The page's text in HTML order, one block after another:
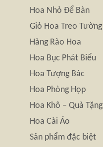
Hoa Nhỏ Để Bàn
Giỏ Hoa Treo Tường
Hàng Rào Hoa
Hoa Bục Phát Biểu
Hoa Tượng Bác
Hoa Phòng Họp
Hoa Khô – Quà Tặng
Hoa Cài Áo
Sản phẩm đặc biệt